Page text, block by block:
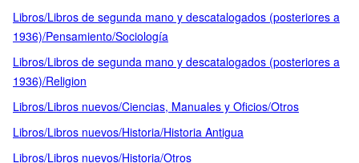
Libros/Libros de segunda mano y descatalogados (posteriores a
1936)/Pensamiento/Sociología
Libros/Libros de segunda mano y descatalogados (posteriores a
1936)/Religion
Libros/Libros nuevos/Ciencias, Manuales y Oficios/Otros
Libros/Libros nuevos/Historia/Historia Antigua
Libros/Libros nuevos/Historia/Otros